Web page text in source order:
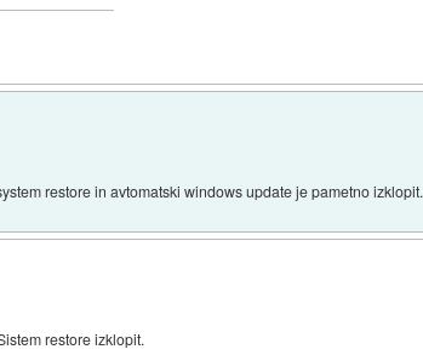
restore in avtomatski windows update je pametno izklopit.
restore izklopit.